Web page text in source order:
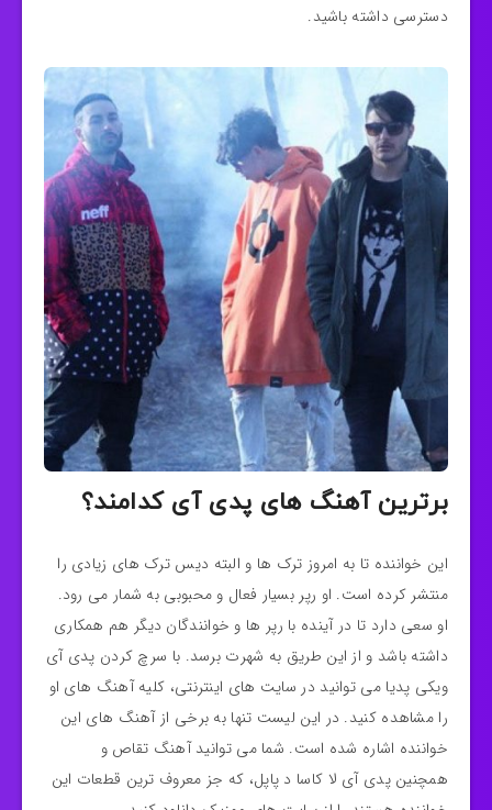
دسترسی داشته باشید.
برترین آهنگ های پدی آی کدامند؟
این خواننده تا به امروز ترک ها و البته دیس ترک های زیادی را
منتشر کرده است. او رپر بسیار فعال و محبوبی به شمار می رود.
او سعی دارد تا در آینده با رپر ها و خوانندگان دیگر هم همکاری
داشته باشد و از این طریق به شهرت برسد. با سرچ کردن پدی آی
ویکی پدیا می توانید در سایت های اینترنتی، کلیه آهنگ های او
را مشاهده کنید. در این لیست تنها به برخی از آهنگ های این
خواننده اشاره شده است. شما می توانید آهنگ تقاص و
همچنین پدی آی لا کاسا د پاپل، که جز معروف ترین قطعات این